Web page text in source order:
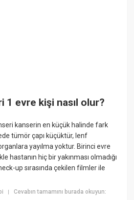
1 evre kişi nasıl olur?
kanserin en küçük halinde fark
tümör çapı küçüktür, lenf
yayılma yoktur. Birinci evre
hastanın hiç bir yakınması olmadığı
up sırasında çekilen filmler ile
|Cevabın tamamını burada okuyun: